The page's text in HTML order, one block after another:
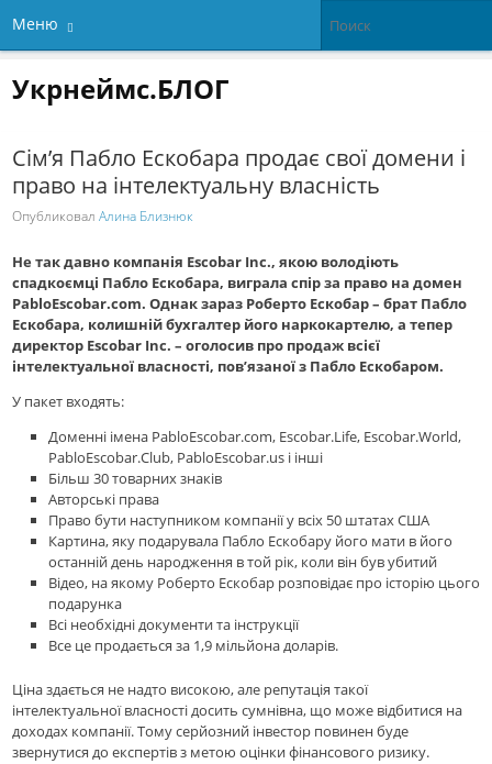
Меню
Укрнеймс.БЛОГ
Сім’я Пабло Ескобара продає свої домени і
право на інтелектуальну власність
ОпубликовалАлина Близнюк
Не так давно компанія Escobar Inc., якою володіють
спадкоємці Пабло Ескобара, виграла спір за право на домен
PabloEscobar.com. Однак зараз Роберто Ескобар – брат Пабло
Ескобара, колишній бухгалтер його наркокартелю, а тепер
директор Escobar Inc. – оголосив про продаж всієї
інтелектуальної власності, пов’язаної з Пабло Ескобаром.
У пакет входять:
Доменні імена PabloEscobar.com, Escobar.Life, Escobar.World,
PabloEscobar.Club, PabloEscobar.us і інші
Більш 30 товарних знаків
Авторські права
Право бути наступником компанії у всіх 50 штатах США
Картина, яку подарувала Пабло Ескобару його мати в його
останній день народження в той рік, коли він був убитий
Відео, на якому Роберто Ескобар розповідає про історію цього
подарунка
Всі необхідні документи та інструкції
Все це продається за 1,9 мільйона доларів.
Ціна здається не надто високою, але репутація такої
інтелектуальної власності досить сумнівна, що може відбитися на
доходах компанії. Тому серйозний інвестор повинен буде
звернутися до експертів з метою оцінки фінансового ризику.